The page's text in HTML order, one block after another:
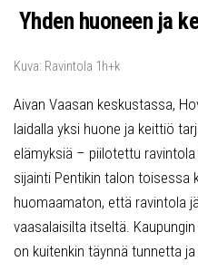
Yhden huoneen ja
Kuva: Ravintola 1h+k
Aivan Vaasan keskustassa,
laidalla yksi huone ja keittiö
elämyksiä – piilotettu
sijainti Pentikin talon toisessa
huomaamaton, että ravintola
vaasalaisilta itseltä.
on kuitenkin täynnä tunnetta